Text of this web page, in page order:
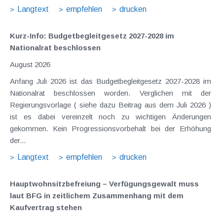
Langtext
empfehlen drucken
Kurz-Info: Budgetbegleitgesetz 2027-2028 im
Nationalrat beschlossen
August 2026
Anfang Juli 2026 ist das Budgetbegleitgesetz 2027-2028 im
Nationalrat beschlossen worden. Verglichen mit der
Regierungsvorlage ( siehe dazu Beitrag aus dem Juli 2026 )
ist es dabei vereinzelt noch zu wichtigen Änderungen
gekommen. Kein Progressionsvorbehalt bei der Erhöhung
der...
Langtext
empfehlen drucken
Hauptwohnsitz​­befreiung – Verfügungsgewalt muss
laut BFG in zeitlichem Zusammenhang mit dem
Kaufvertrag stehen